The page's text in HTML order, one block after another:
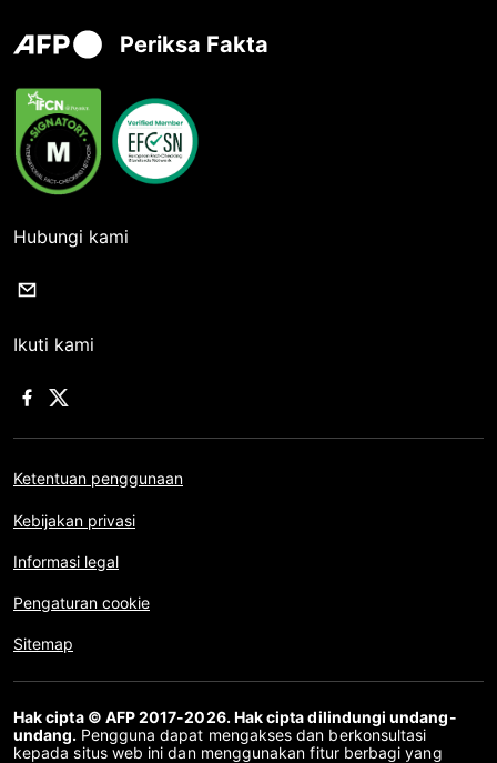
Periksa Fakta
Hubungi kami
Ikuti kami
Ketentuan penggunaan
Kebijakan privasi
Informasi legal
Pengaturan cookie
Sitemap
Hak cipta © AFP 2017-2026. Hak cipta dilindungi undang-
undang. Pengguna dapat mengakses dan berkonsultasi
kepada situs web ini dan menggunakan fitur berbagi yang